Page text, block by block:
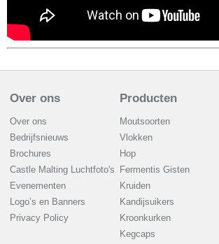
Over ons
Over ons
Bedrijfsnieuws
Brochures
Castle Malting Luchtfoto's
Evenementen
Logo’s en Banners
Privacy Policy
Producten
Moutsoorten
Vlokken
Hop
Fermentis Gisten
Kruiden
Kandijsuikers
Kroonkurken
Kegcaps